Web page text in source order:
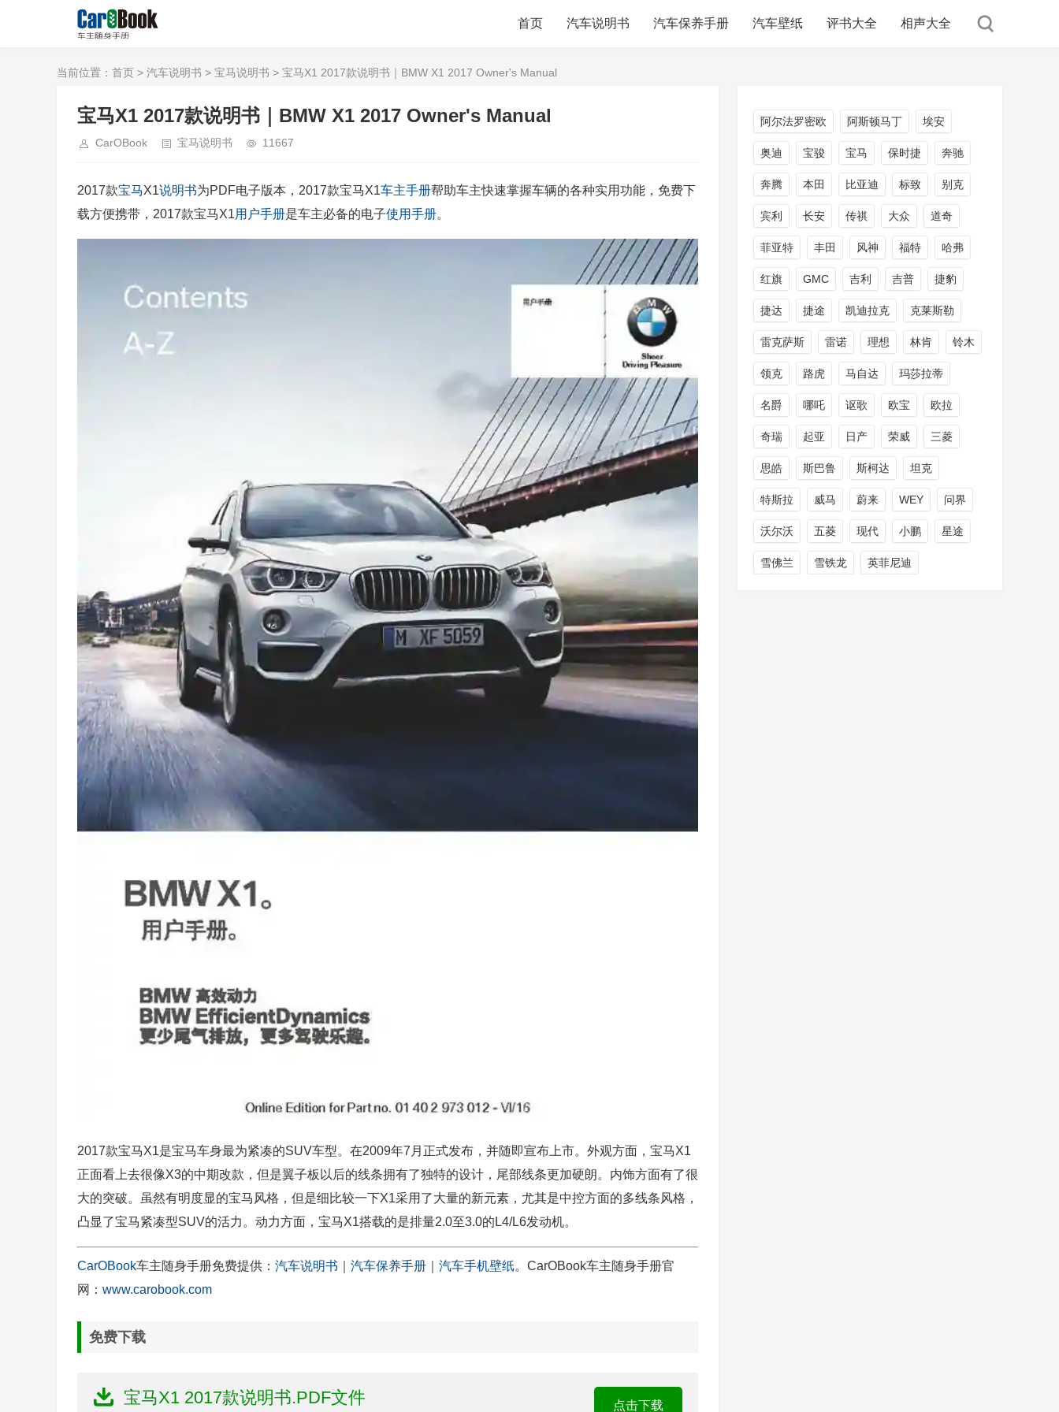
首页 汽车说明书 汽车保养手册 汽车壁纸 评书大全 相声大全
当前位置： 首页 > 汽车说明书 > 宝马说明书 > 宝马X1 2017款说明书｜BMW X1 2017 Owner's Manual
宝马X1 2017款说明书｜BMW X1 2017 Owner's Manual
CarOBook 宝马说明书 11667
2017款宝马X1说明书为PDF电子版本，2017款宝马X1车主手册帮助车主快速掌握车辆的各种实用功能，免费下
载方便携带，2017款宝马X1用户手册是车主必备的电子使用手册。
2017款宝马X1是宝马车身最为紧凑的SUV车型。在2009年7月正式发布，并随即宣布上市。外观方面，宝马X1
正面看上去很像X3的中期改款，但是翼子板以后的线条拥有了独特的设计，尾部线条更加硬朗。内饰方面有了很
大的突破。虽然有明度显的宝马风格，但是细比较一下X1采用了大量的新元素，尤其是中控方面的多线条风格，
凸显了宝马紧凑型SUV的活力。动力方面，宝马X1搭载的是排量2.0至3.0的L4/L6发动机。
CarOBook车主随身手册免费提供： 汽车说明书 汽车保养手册 汽车手机壁纸。CarOBook车主随身手册官
网： www.carobook.com
免费下载
宝马X1 2017款说明书.PDF文件 点击下载
阿尔法罗密欧 阿斯顿马丁 埃安
奥迪 宝骏 宝马 保时捷 奔驰
奔腾 本田 比亚迪 标致 别克
宾利 长安 传祺 大众 道奇
菲亚特 丰田 风神 福特 哈弗
红旗 GMC 吉利 吉普 捷豹
捷达 捷途 凯迪拉克 克莱斯勒
雷克萨斯 雷诺 理想 林肯 铃木
领克 路虎 马自达 玛莎拉蒂
名爵 哪吒 讴歌 欧宝 欧拉
奇瑞 起亚 日产 荣威 三菱
思皓 斯巴鲁 斯柯达 坦克
特斯拉 威马 蔚来 WEY 问界
沃尔沃 五菱 现代 小鹏 星途
雪佛兰 雪铁龙 英菲尼迪